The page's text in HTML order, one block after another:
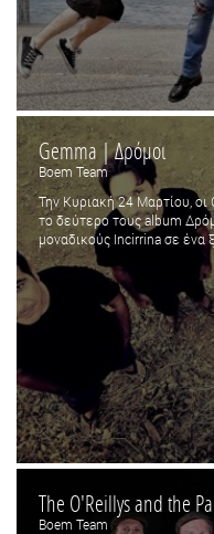
Gemma | Δρόμοι
Boem Team
Την Κυριακή 24 Μαρτίου,
το δεύτερο τους album
μοναδικούς Incirrina σε ένα
The O'Reillys and the
Boem Team